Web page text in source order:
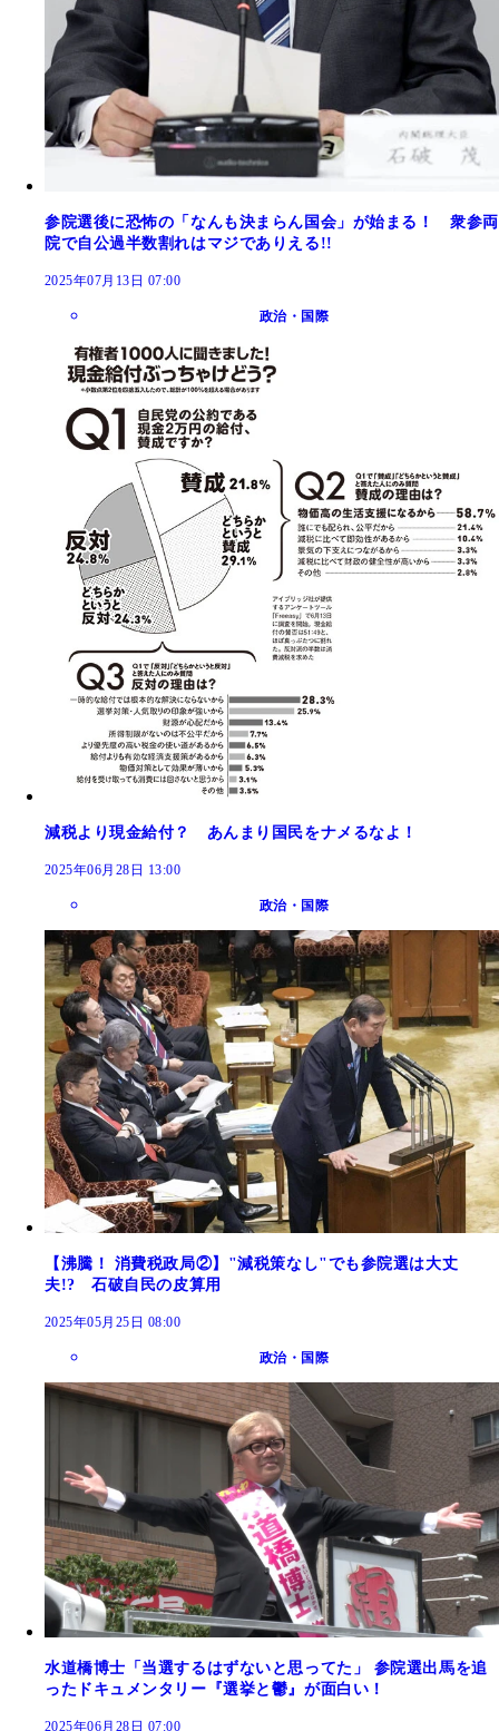
参院選後に恐怖の「なんも決まらん国会」が始まる！ 衆参両
院で自公過半数割れはマジでありえる!!
2025年07月13日 07:00
政治・国際
減税より現金給付？ あんまり国民をナメるなよ！
2025年06月28日 13:00
政治・国際
【沸騰！ 消費税政局②】"減税策なし"でも参院選は大丈
夫!? 石破自民の皮算用
2025年05月25日 08:00
政治・国際
水道橋博士「当選するはずないと思ってた」 参院選出馬を追
ったドキュメンタリー『選挙と鬱』が面白い！
2025年06月28日 07:00